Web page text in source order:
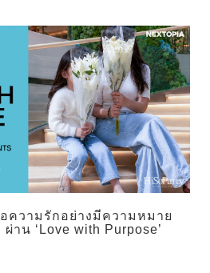
ความรักอย่างมีความหมาย
าน ‘Love with Purpose’